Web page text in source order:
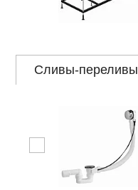
Сливы-переливы